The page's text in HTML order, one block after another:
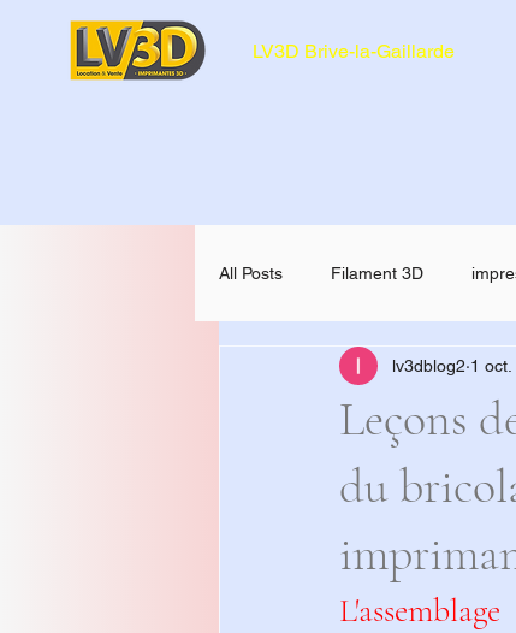
LV3D Brive-la-Gaillarde
All Posts Filament 3D
CREALITY SPARKX i7 Color
Leçons
du
lv3dblog2 1